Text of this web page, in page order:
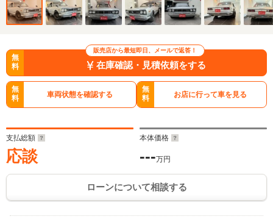
販売店から最短即日、メールで返答！
無
料
在庫確認・見積依頼をする
無
料
車両状態を確認する
無
料
お店に行って車を見る
支払総額
応談
本体価格
---万円
ローンについて相談する